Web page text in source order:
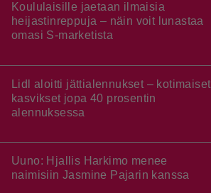
Koululaisille jaetaan ilmaisia
heijastinreppuja – näin voit lunastaa
omasi S-marketista
Lidl aloitti jättialennukset – kotimaiset
kasvikset jopa 40 prosentin
alennuksessa
Uuno: Hjallis Harkimo menee
naimisiin Jasmine Pajarin kanssa